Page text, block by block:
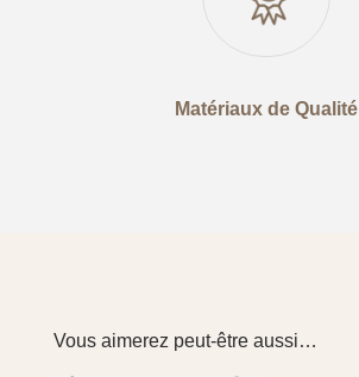
Matériaux de Qualité
Vous aimerez peut-être aussi…